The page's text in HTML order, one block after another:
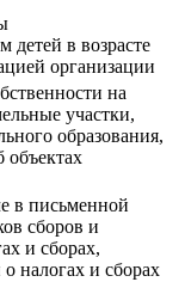
в возрасте
организации
на
участки,
образования,
объектах
в письменной
сборов и
и сборах,
налогах и сборах